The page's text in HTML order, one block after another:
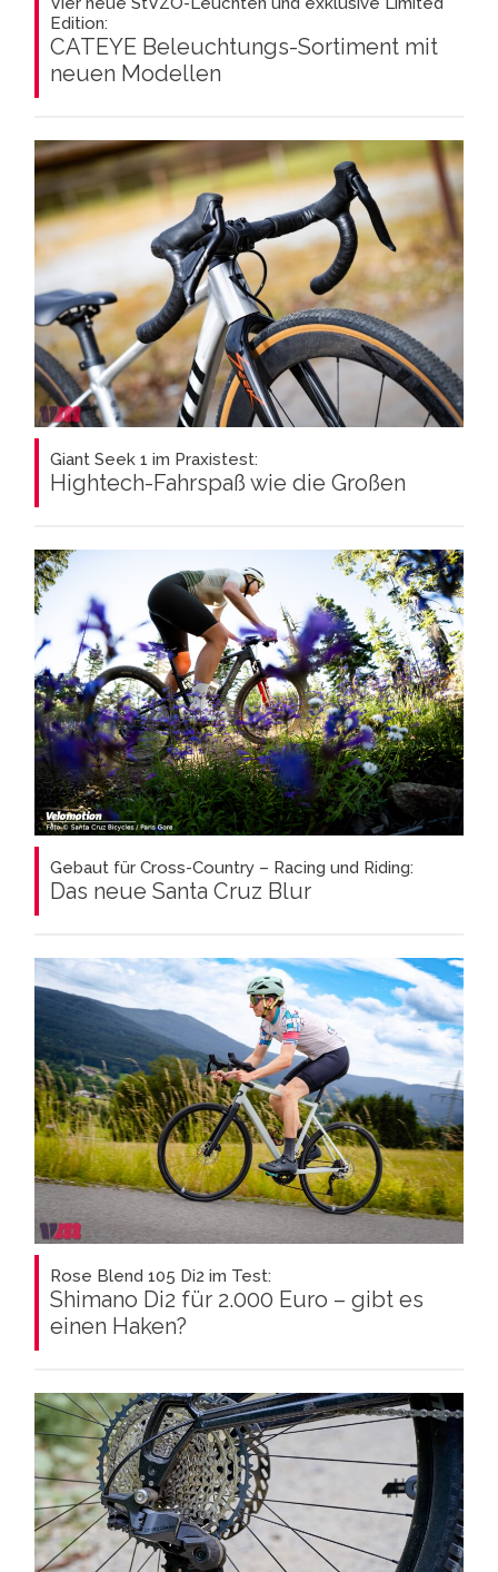
Edition:
CATEYE Beleuchtungs-Sortiment mit
neuen Modellen
Giant Seek 1 im Praxistest:
Hightech-Fahrspaß wie die Großen
Gebaut für Cross-Country – Racing und Riding:
Das neue Santa Cruz Blur
Rose Blend 105 Di2 im Test:
Shimano Di2 für 2.000 Euro – gibt es
einen Haken?